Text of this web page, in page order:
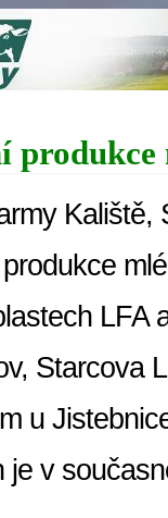
produkce
Kaliště,
LFA
Starcova
u
v